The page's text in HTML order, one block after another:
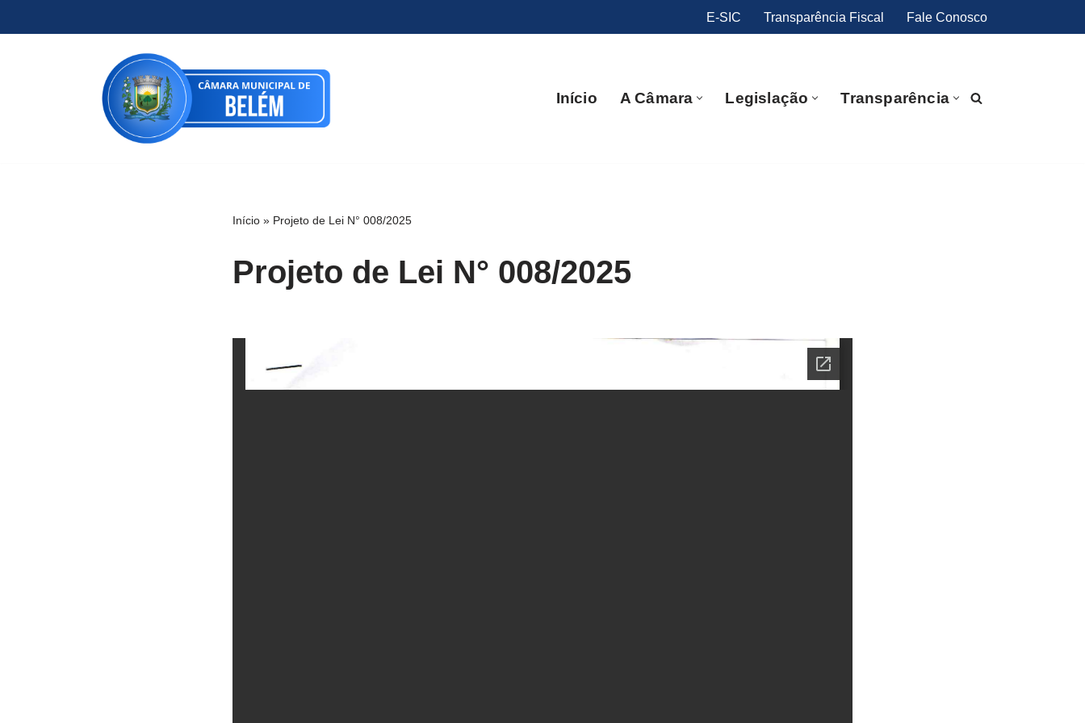
E-SIC Transparência Fiscal Fale Conosco
Início A Câmara Legislação Transparência
Início » Projeto de Lei N° 008/2025
Projeto de Lei N° 008/2025